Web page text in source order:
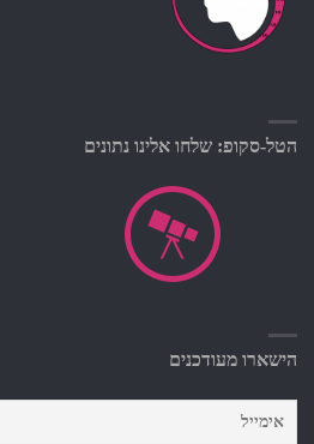
הטל-סקופ: שלחו אלינו נתונים
הישארו מעודכנים